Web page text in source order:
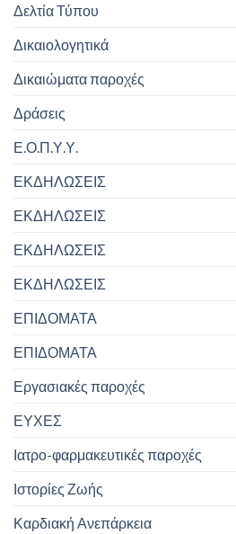
Δελτία Τύπου
Δικαιολογητικά
Δικαιώματα παροχές
Δράσεις
Ε.Ο.Π.Υ.Υ.
ΕΚΔΗΛΩΣΕΙΣ
ΕΚΔΗΛΩΣΕΙΣ
ΕΚΔΗΛΩΣΕΙΣ
ΕΚΔΗΛΩΣΕΙΣ
ΕΠΙΔΟΜΑΤΑ
ΕΠΙΔΟΜΑΤΑ
Εργασιακές παροχές
ΕΥΧΕΣ
Ιατρο-φαρμακευτικές παροχές
Ιστορίες Ζωής
Καρδιακή Ανεπάρκεια